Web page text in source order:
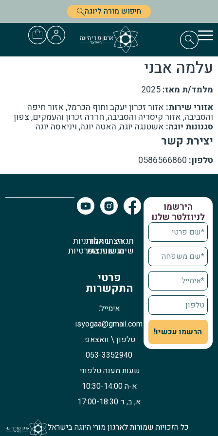
חיפוש מורה ליוגה
עלמה אבני
מלמד/ת מאז:
אזורי שירות: אזור זכרון יעקב וחוף הכרמל, אזור חיפה
והסביבה, אזור קיסריה והסביבה, חדרה זכרון והעמקים, צפון
סגנונות יוגה: אשטנגה יוגה, האטה יוגה, ויניאסה יוגה
יצירת קשר
טלפון: 0586566860
הירשמו
לניוזלטר שלנו
הרשמו עכשיו!
תנאי
שימוש
הצהרת
נגישות
שאלות
נפוצות
מדיניות
הפרטיות
פרטי
התקשרות
אימייל:
isyogaa@gmail.com
טלפון \ וואצאפ:
053-3352940
שעות מענה טלפוני:
א-ה 10:30-14:00
א, ב, ד 17:00-18:30
כל הזכויות שמורות לארגון מורי היוגה בישראל